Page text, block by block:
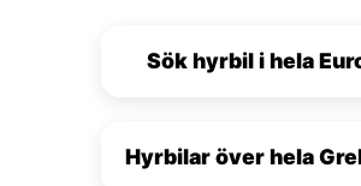
Sök hyrbil i hela
Hyrbilar över hela